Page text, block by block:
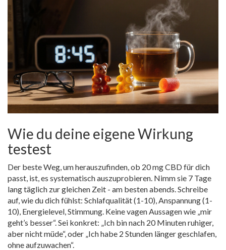
Wie du deine eigene Wirkung
testest
Der beste Weg, um herauszufinden, ob 20 mg CBD für dich
passt, ist, es systematisch auszuprobieren. Nimm sie 7 Tage
lang täglich zur gleichen Zeit - am besten abends. Schreibe
auf, wie du dich fühlst: Schlafqualität (1-10), Anspannung (1-
10), Energielevel, Stimmung. Keine vagen Aussagen wie „mir
geht’s besser“. Sei konkret: „Ich bin nach 20 Minuten ruhiger,
aber nicht müde“, oder „Ich habe 2 Stunden länger geschlafen,
ohne aufzuwachen“.